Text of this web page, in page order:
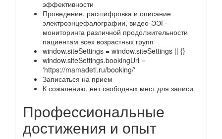
эффективности
Проведение, расшифровка и описание
электроэнцефалографии, видео-ЭЭГ-
мониторинга различной продолжительности
пациентам всех возрастных групп
window.siteSettings = window.siteSettings || {}
window.siteSettings.bookingUrl =
'https://mamadeti.ru/booking/'
Записаться на прием
К сожалению, нет свободных мест для записи
Профессиональные
достижения и опыт